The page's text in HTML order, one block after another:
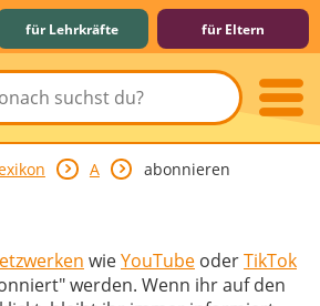
für Lehrkräfte für Eltern
Schule
& Mitmachen
A abonnieren
wieYouTube oderTikTok
werden. Wenn ihr auf den